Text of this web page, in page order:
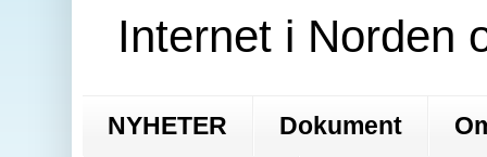
Internet i Norden
NYHETER Dokument